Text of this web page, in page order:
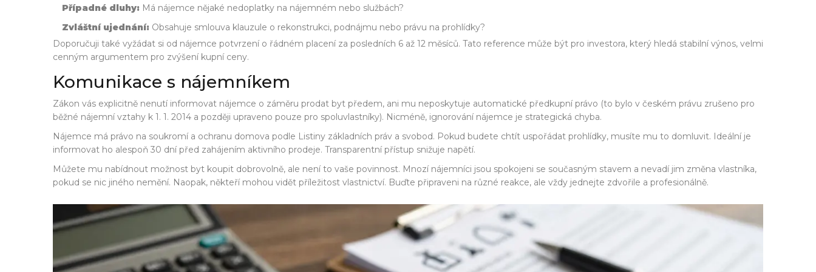
Případné dluhy: Má nájemce nějaké nedoplatky na nájemném nebo službách?
Zvláštní ujednání: Obsahuje smlouva klauzule o rekonstrukci, podnájmu nebo právu na prohlídky?
Doporučuji také vyžádat si od nájemce potvrzení o řádném placení za posledních 6 až 12 měsíců. Tato reference může být pro investora, který hledá stabilní výnos, velmi
cenným argumentem pro zvýšení kupní ceny.
Komunikace s nájemníkem
Zákon vás explicitně nenutí informovat nájemce o záměru prodat byt předem, ani mu neposkytuje automatické předkupní právo (to bylo v českém právu zrušeno pro
běžné nájemní vztahy k 1. 1. 2014 a později upraveno pouze pro spoluvlastníky). Nicméně, ignorování nájemce je strategická chyba.
Nájemce má právo na soukromí a ochranu domova podle Listiny základních práv a svobod. Pokud budete chtít uspořádat prohlídky, musíte mu to domluvit. Ideální je
informovat ho alespoň 30 dní před zahájením aktivního prodeje. Transparentní přístup snižuje napětí.
Můžete mu nabídnout možnost byt koupit dobrovolně, ale není to vaše povinnost. Mnozí nájemníci jsou spokojeni se současným stavem a nevadí jim změna vlastníka,
pokud se nic jiného nemění. Naopak, někteří mohou vidět příležitost vlastnictví. Buďte připraveni na různé reakce, ale vždy jednejte zdvořile a profesionálně.